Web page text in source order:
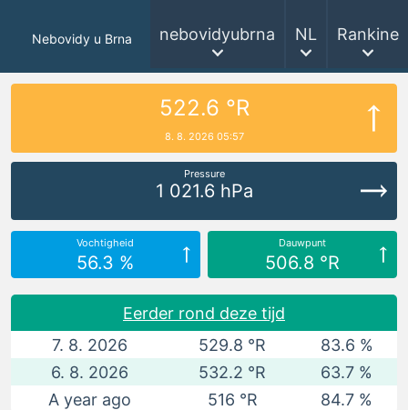
Nebovidy u Brna nebovidyubrna NL Rankine
522.6 °R
8. 8. 2026 05:57
Pressure
1 021.6 hPa
Vochtigheid
56.3 %
Dauwpunt
506.8 °R
Eerder rond deze tijd
7. 8. 2026
529.8 °R
83.6 %
6. 8. 2026
532.2 °R
63.7 %
A year ago
516 °R 84.7 %